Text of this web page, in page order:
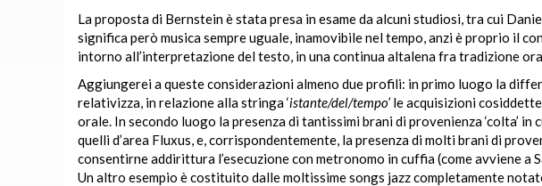
La proposta di Bernstein è stata presa in esame da alcuni studiosi, tra cui
significa però musica sempre uguale, inamovibile nel tempo, anzi è proprio il
intorno all’interpretazione del testo, in una continua altalena fra tradizione
Aggiungerei a queste considerazioni almeno due profili: in primo luogo la
relativizza, in relazione alla stringa ‘istante/del/tempo’ le acquisizioni cosiddette
orale. In secondo luogo la presenza di tantissimi brani di provenienza ‘colta’ in
quelli d’area Fluxus, e, corrispondentemente, la presenza di molti brani di
consentirne addirittura l’esecuzione con metronomo in cuffia (come avviene
Un altro esempio è costituito dalle moltissime songs jazz completamente